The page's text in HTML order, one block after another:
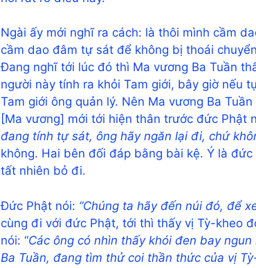
Ngài ấy mới nghĩ ra cách: là thôi mình cầm
cầm dao đâm tự sát để không bị thoái
Đang nghĩ tới lúc đó thì Ma vương Ba Tuần
người này tính ra khỏi Tam giới, bây giờ nếu
Tam giới ông quản lý. Nên Ma vương Ba
[Ma vương] mới tới hiện thân trước đức Phật
đang tính tự sát, ông hãy ngăn lại đi, chứ
không. Hai bên đối đáp bằng bài kệ. Ý là
tất nhiên bỏ đi.
Đức Phật nói: “Chúng ta hãy đến núi đó, để
cùng đi với đức Phật, tới thì thấy vị Tỳ-kheo
nói: “Các ông có nhìn thấy khói đen bay
Ba Tuần, đang tìm thử coi thần thức của vị